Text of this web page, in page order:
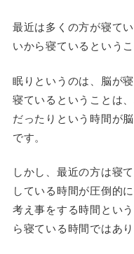
最近は多くの方が寝て
いから寝ているという
眠りというのは、脳が
寝ているということは
だったりという時間が
です。
しかし、最近の方は寝
している時間が圧倒的
考え事をする時間とい
ら寝ている時間ではあり